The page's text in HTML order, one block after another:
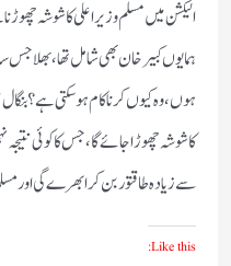
الیکشن میں مسلم وزیر اعلی کا شوشہ
ہمایوں کبیرخان بھی شامل تھا،بھلا
ہوں،وہ کیوں کر ناکام ہو سکتی
کا شوشہ چھوڑا جائے گا،جس کا کوئی نتیجہ
سے زیادہ طاقتور بن کر ابھرے گی اور
Like this: